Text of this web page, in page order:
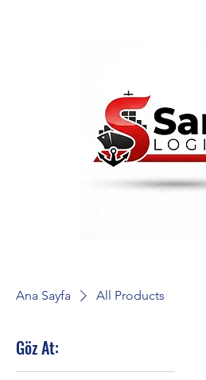
Ana Sayfa All Products
Göz At: